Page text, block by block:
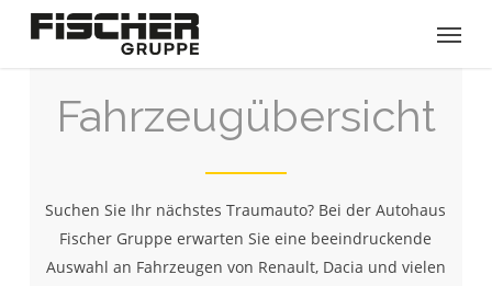
main
Menu
Fahrzeugübersicht
Suchen Sie Ihr nächstes Traumauto? Bei der Autohaus
Fischer Gruppe erwarten Sie eine beeindruckende
Auswahl an Fahrzeugen von Renault, Dacia und vielen